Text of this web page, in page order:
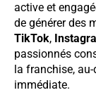
active et
de générer des
TikTok,
passionnés
la franchise,
immédiate.